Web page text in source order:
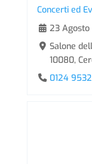
Concerti ed
23
Salone
10080,
0124